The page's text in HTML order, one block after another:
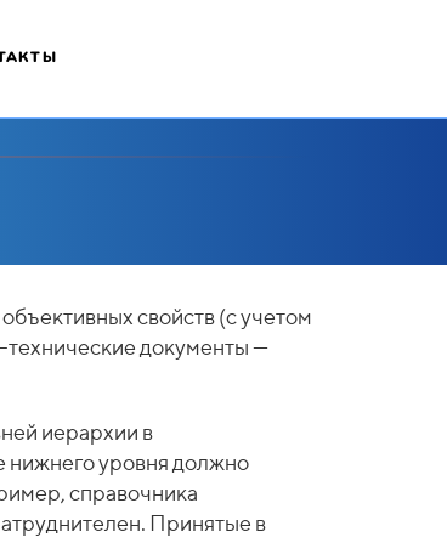
свойств (с учетом
документы —
иерархии в
нижнего уровня должно
справочника
Принятые в